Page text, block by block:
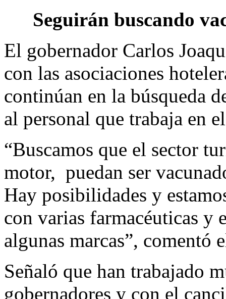
Seguirán buscando
El gobernador Carlos
con las asociaciones
continúan en la búsqueda
al personal que trabaja en
“Buscamos que el sector
motor, puedan ser
Hay posibilidades y
con varias farmacéuticas y
algunas marcas”, comentó
Señaló que han trabajado
gobernadores y con el